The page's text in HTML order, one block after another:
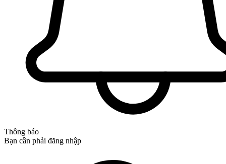
Thông báo
Bạn cần phải đăng nhập